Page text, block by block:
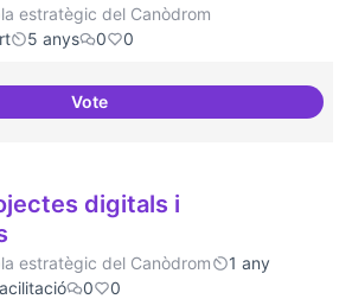
estratègic del Canòdrom
5 anys 0 0
VoteTreball en xarxa amb projectes
digitals i
estratègic del Canòdrom
1 any
0 0